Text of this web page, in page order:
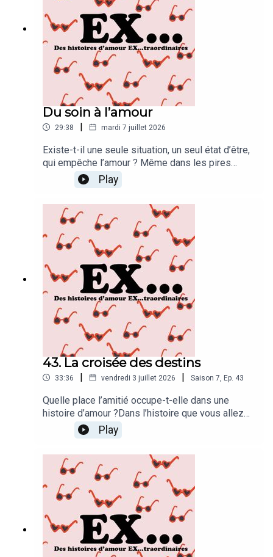
Du soin à l’amour
29:38 | mardi 7 juillet 2026
Existe-t-il une seule situation, un seul état d’être,
qui empêche l’amour ? Même dans les pires
situations morales, physiques, est-ce qu’on peut
être totalement interdit d’amour ? Anthony l’a
pourtant bien cru. Mais je n’arrête pas de vous le
dire : l’amour ne connaît pas de limites ![REDIFF]
Play
43. La croisée des destins
33:36 | vendredi 3 juillet 2026 | Saison 7, Ep. 43
Quelle place l’amitié occupe-t-elle dans une
histoire d’amour ?Dans l’histoire que vous allez
entendre, elle en est le cœur battant. Car lorsque
les drames surviennent, la vie met parfois sur
notre route des personnes, des rencontres, des
ressources qui nous aident à nous relever.Pour
Angélique elle a pris le visage du grand amour,
rien que ça !Clémentine De La Grange a réalisé
cet épisode, Stéphane Bidart l'a monté et mis en
musique.
Play